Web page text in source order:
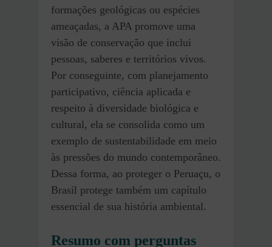
formações geológicas ou espécies
ameaçadas, a APA promove uma
visão de conservação que inclui
pessoas, saberes e territórios vivos.
Por conseguinte, com planejamento
participativo, ciência aplicada e
respeito à diversidade biológica e
cultural, ela se consolida como um
exemplo de sustentabilidade em meio
às pressões do mundo contemporâneo.
Dessa forma, ao proteger o Peruaçu, o
Brasil protege também um capítulo
essencial de sua história ambiental.
Resumo com perguntas